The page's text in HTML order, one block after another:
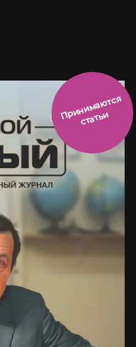
П
р
и
н
и
м
а
ют
с
я
ст
ать
и